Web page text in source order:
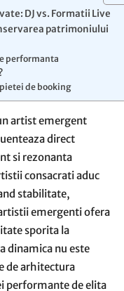
DJ vs. Formatii Live
patrimoniului
performanta
de booking
artist emergent
direct
si rezonanta
consacrati aduc
stabilitate,
emergenti ofera
sporita la
dinamica nu este
de arhitectura
performante de elita